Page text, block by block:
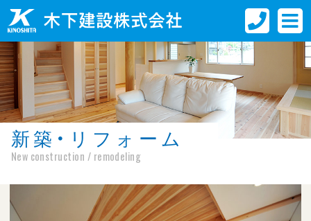
新築・リフォーム
New construction / remodeling